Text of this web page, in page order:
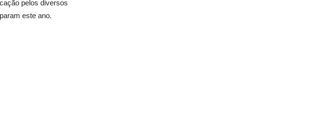
pelos diversos
este ano.